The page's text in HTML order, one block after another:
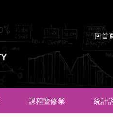
回首
課程暨修業 統計